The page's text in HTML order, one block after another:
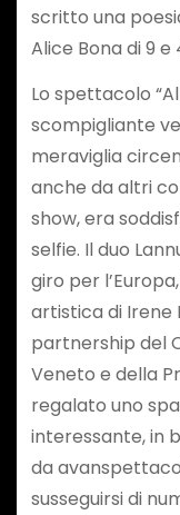
scritto una
Alice Bona di 9 e
Lo spettacolo
scompigliante
meraviglia
anche da altri
show, era
selfie. Il duo
giro per
artistica di Irene
partnership del
Veneto e della
regalato uno
interessante, in
da
susseguirsi di